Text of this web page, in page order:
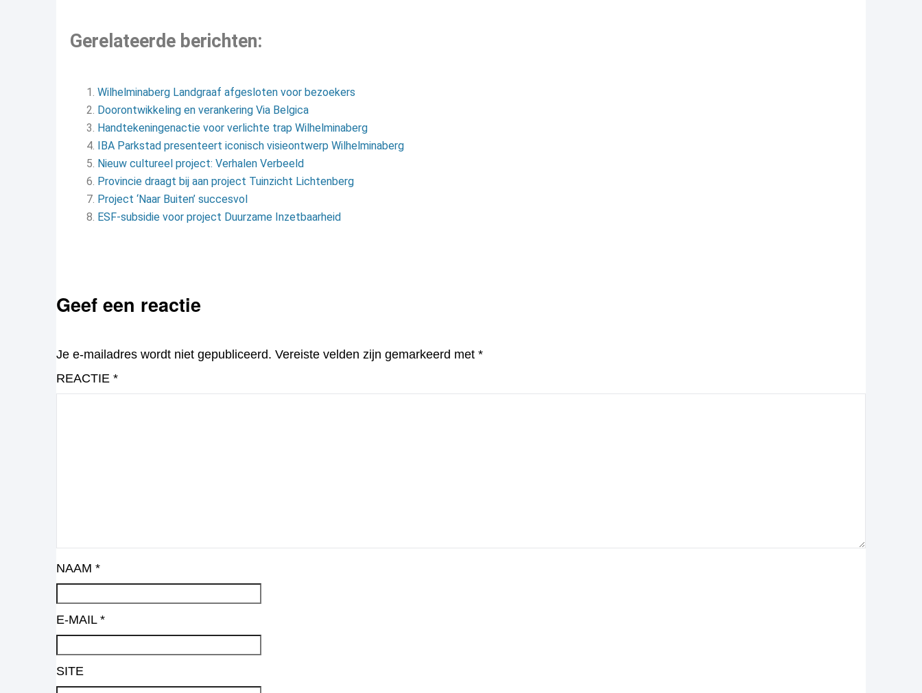
Gerelateerde berichten:
Wilhelminaberg Landgraaf afgesloten voor bezoekers
Doorontwikkeling en verankering Via Belgica
Handtekeningenactie voor verlichte trap Wilhelminaberg
IBA Parkstad presenteert iconisch visieontwerp Wilhelminaberg
Nieuw cultureel project: Verhalen Verbeeld
Provincie draagt bij aan project Tuinzicht Lichtenberg
Project ‘Naar Buiten’ succesvol
ESF-subsidie voor project Duurzame Inzetbaarheid
Geef een reactie
Je e-mailadres wordt niet gepubliceerd. Vereiste velden zijn gemarkeerd met *
REACTIE *
NAAM *
E-MAIL *
SITE